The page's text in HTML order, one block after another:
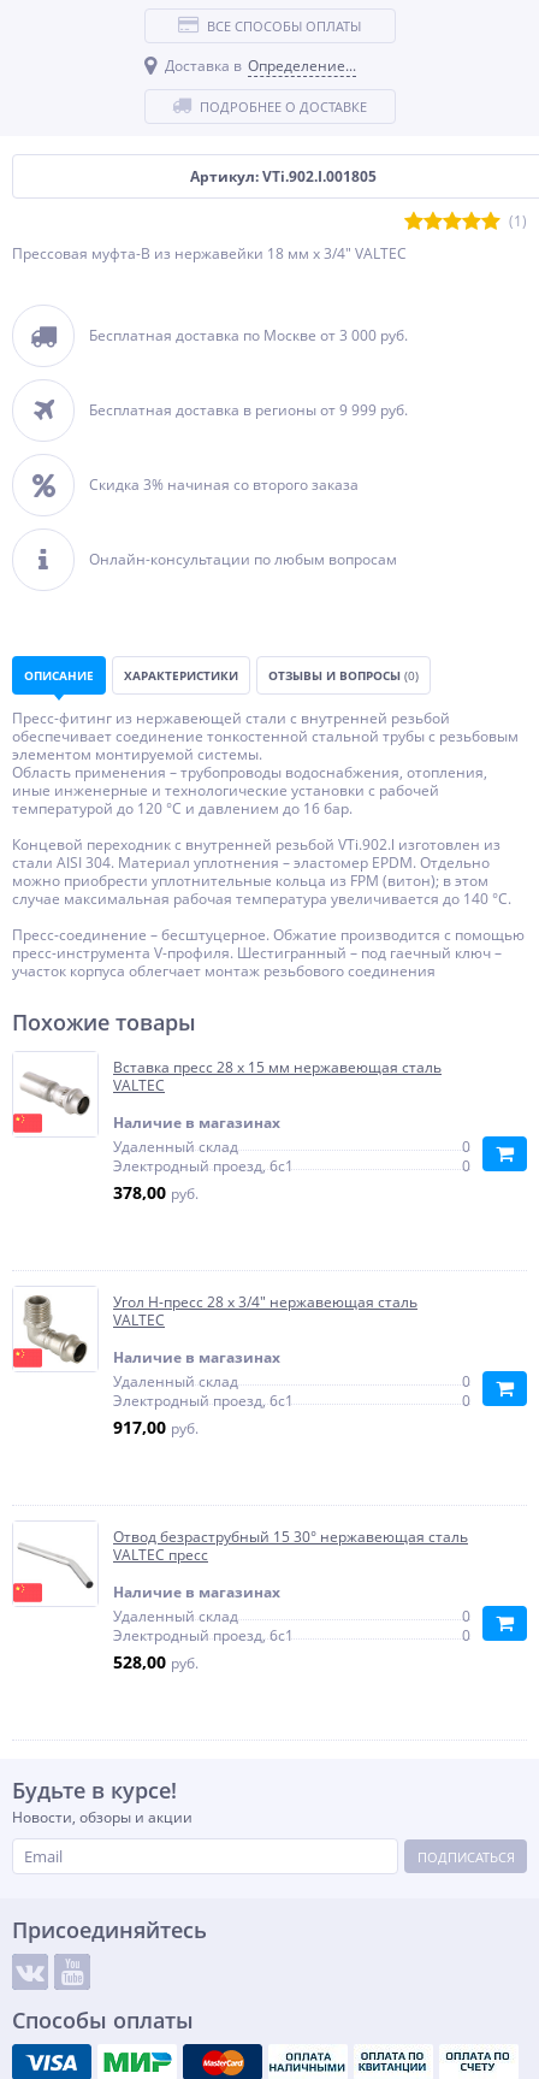
Артикул: VTi.902.I.001805
(1)
Прессовая муфта-В из нержавейки 18 мм х 3/4" VALTEC
Бесплатная доставка по Москве от 3 000 руб.
Бесплатная доставка в регионы от 9 999 руб.
Скидка 3% начиная со второго заказа
Онлайн-консультации по любым вопросам
ВСЕ СПОСОБЫ ОПЛАТЫ
Доставка в Определение...
ПОДРОБНЕЕ О ДОСТАВКЕ
ОПИСАНИЕ ХАРАКТЕРИСТИКИ ОТЗЫВЫ И ВОПРОСЫ (0)
Пресс-фитинг из нержавеющей стали с внутренней резьбой
обеспечивает соединение тонкостенной стальной трубы с резьбовым
элементом монтируемой системы.
Область применения – трубопроводы водоснабжения, отопления,
иные инженерные и технологические установки с рабочей
температурой до 120 °С и давлением до 16 бар.
Концевой переходник с внутренней резьбой VTi.902.l изготовлен из
стали AISI 304. Материал уплотнения – эластомер EPDM. Отдельно
можно приобрести уплотнительные кольца из FPM (витон); в этом
случае максимальная рабочая температура увеличивается до 140 °С.
Пресс-соединение – бесштуцерное. Обжатие производится с помощью
пресс-инструмента V-профиля. Шестигранный – под гаечный ключ –
участок корпуса облегчает монтаж резьбового соединения
Похожие товары
Вставка пресс 28 х 15 мм нержавеющая сталь
VALTEC
Наличие в магазинах
Удаленный склад
0
Электродный проезд, 6с1
0
378,00 руб.
Угол H-пресс 28 х 3/4" нержавеющая сталь
VALTEC
Наличие в магазинах
Удаленный склад
0
Электродный проезд, 6с1
0
917,00 руб.
Отвод безраструбный 15 30° нержавеющая сталь
VALTEC пресс
Наличие в магазинах
Удаленный склад
0
Электродный проезд, 6с1
0
528,00 руб.
Будьте в курсе!
Новости, обзоры и акции
ПОДПИСАТЬСЯ
Присоединяйтесь
Способы оплаты